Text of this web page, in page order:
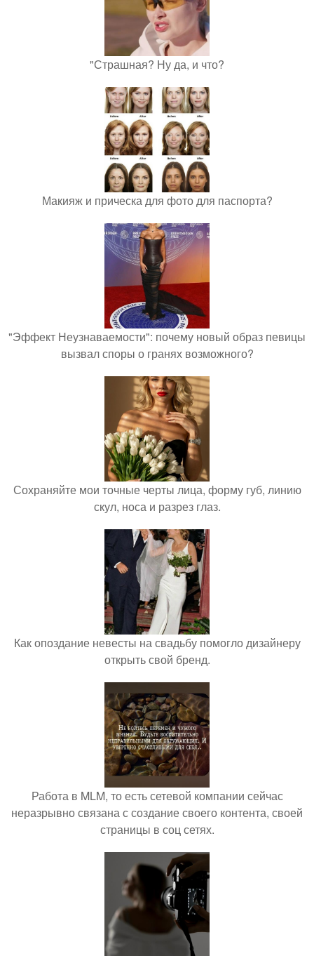
"Страшная? Ну да, и что?
Макияж и прическа для фото для паспорта?
"Эффект Неузнаваемости": почему новый образ певицы
вызвал споры о гранях возможного?
Сохраняйте мои точные черты лица, форму губ, линию
скул, носа и разрез глаз.
Как опоздание невесты на свадьбу помогло дизайнеру
открыть свой бренд.
Работа в MLM, то есть сетевой компании сейчас
неразрывно связана с создание своего контента, своей
страницы в соц сетях.